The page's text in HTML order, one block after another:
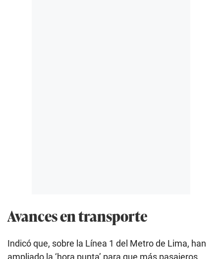
Avances en transporte
Indicó que, sobre la Línea 1 del Metro de Lima, han
ampliado la ‘hora punta’ para que más pasajeros